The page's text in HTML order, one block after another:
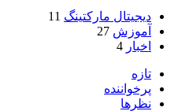
دیجیتال مارکتینگ 11
آموزش 27
اخبار 4
تازه
پرخواننده
نظرها